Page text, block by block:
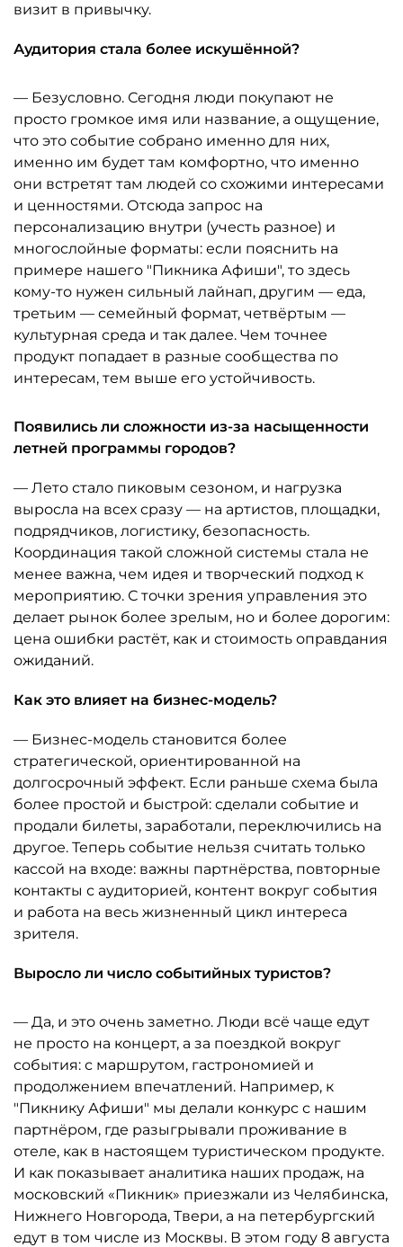
визит в привычку.
Аудитория стала более искушённой?
— Безусловно. Сегодня люди покупают не
просто громкое имя или название, а ощущение,
что это событие собрано именно для них,
именно им будет там комфортно, что именно
они встретят там людей со схожими интересами
и ценностями. Отсюда запрос на
персонализацию внутри (учесть разное) и
многослойные форматы: если пояснить на
примере нашего "Пикника Афиши", то здесь
кому-то нужен сильный лайнап, другим — еда,
третьим — семейный формат, четвёртым —
культурная среда и так далее. Чем точнее
продукт попадает в разные сообщества по
интересам, тем выше его устойчивость.
Появились ли сложности из-за насыщенности
летней программы городов?
— Лето стало пиковым сезоном, и нагрузка
выросла на всех сразу — на артистов, площадки,
подрядчиков, логистику, безопасность.
Координация такой сложной системы стала не
менее важна, чем идея и творческий подход к
мероприятию. С точки зрения управления это
делает рынок более зрелым, но и более дорогим:
цена ошибки растёт, как и стоимость оправдания
ожиданий.
Как это влияет на бизнес-модель?
— Бизнес-модель становится более
стратегической, ориентированной на
долгосрочный эффект. Если раньше схема была
более простой и быстрой: сделали событие и
продали билеты, заработали, переключились на
другое. Теперь событие нельзя считать только
кассой на входе: важны партнёрства, повторные
контакты с аудиторией, контент вокруг события
и работа на весь жизненный цикл интереса
зрителя.
Выросло ли число событийных туристов?
— Да, и это очень заметно. Люди всё чаще едут
не просто на концерт, а за поездкой вокруг
события: с маршрутом, гастрономией и
продолжением впечатлений. Например, к
"Пикнику Афиши" мы делали конкурс с нашим
партнёром, где разыгрывали проживание в
отеле, как в настоящем туристическом продукте.
И как показывает аналитика наших продаж, на
московский «Пикник» приезжали из Челябинска,
Нижнего Новгорода, Твери, а на петербургский
едут в том числе из Москвы. В этом году 8 августа